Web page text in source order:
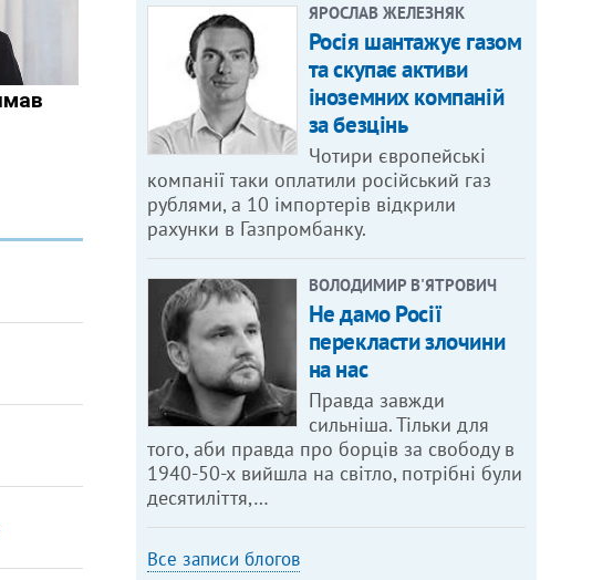
ЯРОСЛАВ ЖЕЛЕЗНЯК
Росія шантажує газом
та скупає активи
іноземних компаній
за безцінь
Чотири європейські
компанії таки оплатили російський газ
рублями, а 10 імпортерів відкрили
рахунки в Газпромбанку.
ВОЛОДИМИР В'ЯТРОВИЧ
Не дамо Росії
перекласти злочини
на нас
Правда завжди
сильніша. Тільки для
того, аби правда про борців за свободу в
1940-50-х вийшла на світло, потрібні були
десятиліття,…
Все записи блогов